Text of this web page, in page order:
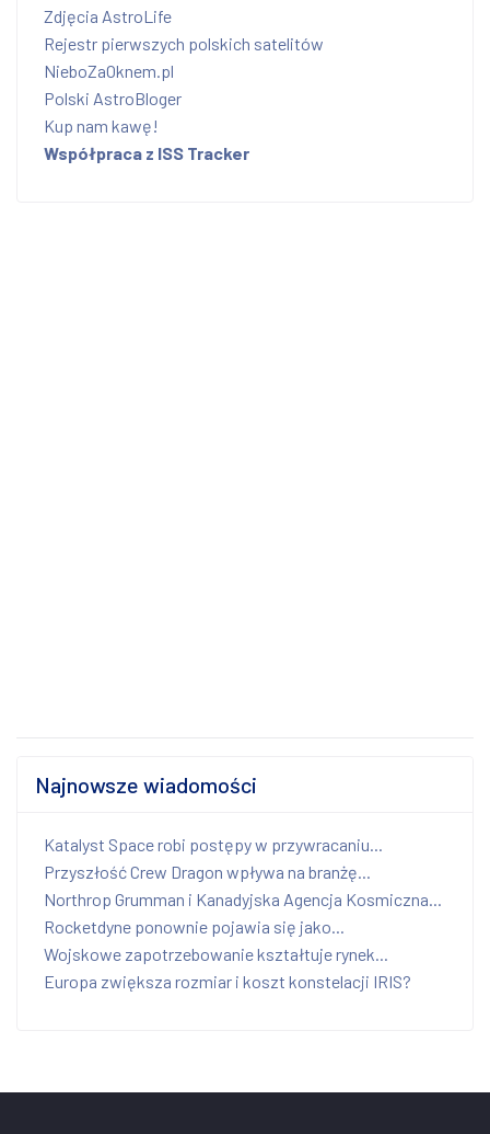
Zdjęcia AstroLife
Rejestr pierwszych polskich satelitów
NieboZaOknem.pl
Polski AstroBloger
Kup nam kawę!
Współpraca z ISS Tracker
Najnowsze wiadomości
Katalyst Space robi postępy w przywracaniu...
Przyszłość Crew Dragon wpływa na branżę...
Northrop Grumman i Kanadyjska Agencja Kosmiczna...
Rocketdyne ponownie pojawia się jako...
Wojskowe zapotrzebowanie kształtuje rynek...
Europa zwiększa rozmiar i koszt konstelacji IRIS?